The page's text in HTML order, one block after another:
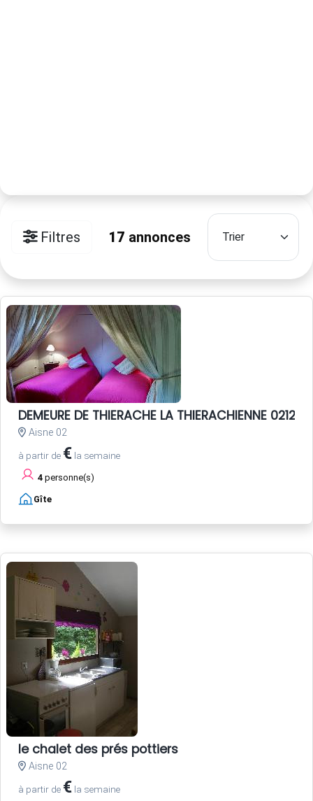
Filtres 17 annonces
DEMEURE DE THIERACHE LA THIERACHIENNE 02120
Aisne 02
à partir de € la semaine
4 personne(s)
Gîte
le chalet des prés pottiers
Aisne 02
à partir de € la semaine